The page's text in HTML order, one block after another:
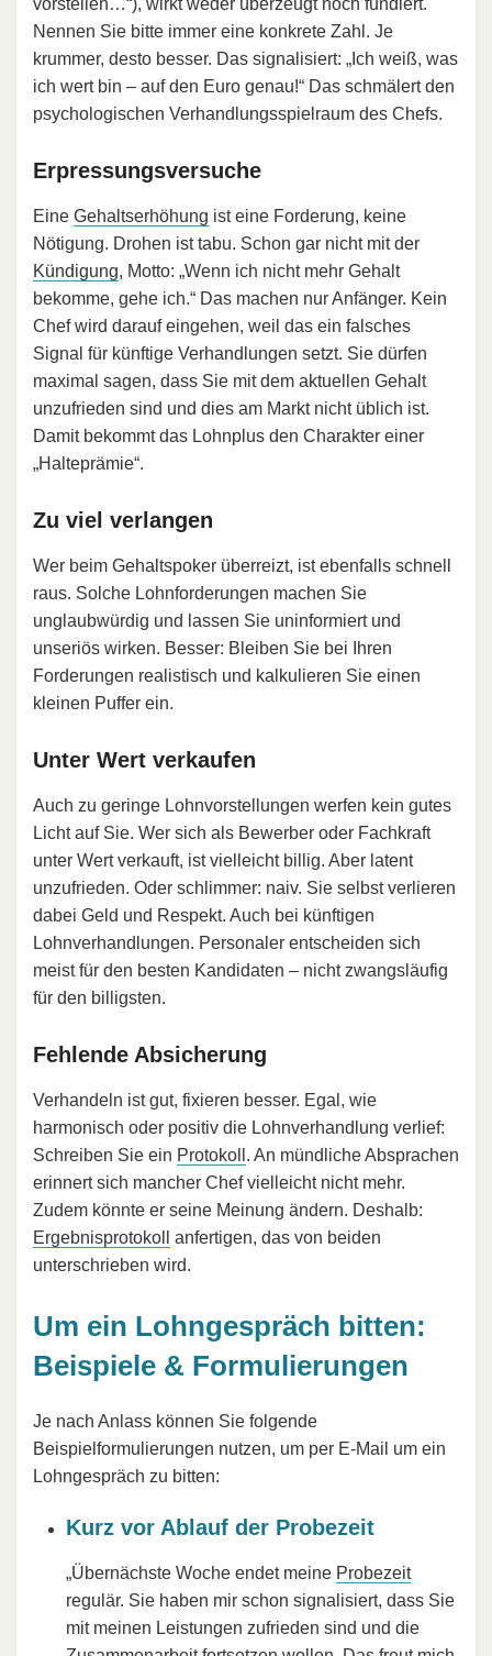
vorstellen…“), wirkt weder überzeugt noch fundiert.
Nennen Sie bitte immer eine konkrete Zahl. Je
krummer, desto besser. Das signalisiert: „Ich weiß, was
ich wert bin – auf den Euro genau!“ Das schmälert den
psychologischen Verhandlungsspielraum des Chefs.
Erpressungsversuche
Eine Gehaltserhöhung ist eine Forderung, keine
Nötigung. Drohen ist tabu. Schon gar nicht mit der
Kündigung, Motto: „Wenn ich nicht mehr Gehalt
bekomme, gehe ich.“ Das machen nur Anfänger. Kein
Chef wird darauf eingehen, weil das ein falsches
Signal für künftige Verhandlungen setzt. Sie dürfen
maximal sagen, dass Sie mit dem aktuellen Gehalt
unzufrieden sind und dies am Markt nicht üblich ist.
Damit bekommt das Lohnplus den Charakter einer
„Halteprämie“.
Zu viel verlangen
Wer beim Gehaltspoker überreizt, ist ebenfalls schnell
raus. Solche Lohnforderungen machen Sie
unglaubwürdig und lassen Sie uninformiert und
unseriös wirken. Besser: Bleiben Sie bei Ihren
Forderungen realistisch und kalkulieren Sie einen
kleinen Puffer ein.
Unter Wert verkaufen
Auch zu geringe Lohnvorstellungen werfen kein gutes
Licht auf Sie. Wer sich als Bewerber oder Fachkraft
unter Wert verkauft, ist vielleicht billig. Aber latent
unzufrieden. Oder schlimmer: naiv. Sie selbst verlieren
dabei Geld und Respekt. Auch bei künftigen
Lohnverhandlungen. Personaler entscheiden sich
meist für den besten Kandidaten – nicht zwangsläufig
für den billigsten.
Fehlende Absicherung
Verhandeln ist gut, fixieren besser. Egal, wie
harmonisch oder positiv die Lohnverhandlung verlief:
Schreiben Sie ein Protokoll . An mündliche Absprachen
erinnert sich mancher Chef vielleicht nicht mehr.
Zudem könnte er seine Meinung ändern. Deshalb:
Ergebnisprotokoll
anfertigen, das von beiden
unterschrieben wird.
Um ein Lohngespräch bitten:
Beispiele & Formulierungen
Je nach Anlass können Sie folgende
Beispielformulierungen nutzen, um per E-Mail um ein
Lohngespräch zu bitten:
Kurz vor Ablauf der Probezeit
„Übernächste Woche endet meine Probezeit
regulär. Sie haben mir schon signalisiert, dass Sie
mit meinen Leistungen zufrieden sind und die